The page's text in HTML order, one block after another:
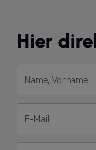
Hier
Name, Vorname
E-Mail